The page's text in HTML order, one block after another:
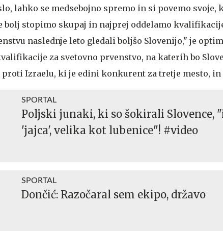
lahko se medsebojno spremo in si povemo svoje,
bolj stopimo skupaj in najprej oddelamo
naslednje leto gledali boljšo Slovenijo," je
za svetovno prvenstvo, na katerih bo
Izraelu, ki je edini konkurent za tretje mesto, in
SPORTAL
Poljski junaki, ki so šokirali Slovence,
'jajca', velika kot lubenice"! #video
SPORTAL
Dončić: Razočaral sem ekipo, državo